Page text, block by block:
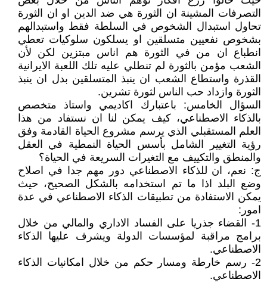
التصرفات المشينة ان الثورة هي ضد الدين او ان الثورة
تحاول استبدال الشخوص في السلطة فقط واستبدالهم
بشخوص نفعيين متسلقين او يسلكون سلوكيات تعطي
انطباع ان من في الثورة هم اناس مبتزين لكن لأن
الشعب مؤمن بالثورة لم تنطلي عليه تلك اللعبة الايرانية
القذرة واستطاع الشعب ان ينبذ المتسلقين بدل ان ينبذ
الثورة وازداد حب الناس لثورة تشرين.
السؤال الخامس: باعتبارك اكاديمي واستاذ متخصص
بالذكاء الاصطناعي، كيف يمكن لنا ان نستفاد من هذا
العلم المستقبلي الذي يرسم مشروع الحياة القادمة وفق
رؤية التغيير الشامل بأسس الحياة النمطية في العقل
والمنطق والتكييف مع التغيرات السريعة في الحياة؟
ج: نعم، ان للذكاء الاصطناعي دور مهم جدا في اصلاح
وضع البلد اذا ما تم استخدامه بالشكل الصحيح، حيث
يمكن الاستفادة من تطبيقات الذكاء الاصطناعي في عدة
امور:
1- القضاء جذريا على الفساد الاداري والمالي من خلال
برامج مراقبة لمؤسسات الدولة ويشرف عليها الذكاء
الاصطناعي.
2- رسم خارطة ومسار حكم من خلال امكانيات الذكاء
الاصطناعي.